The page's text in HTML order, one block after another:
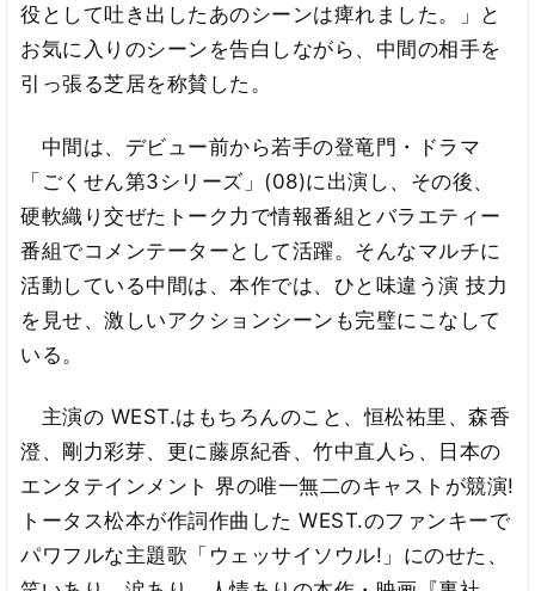
役として吐き出したあのシーンは痺れました。」と
お気に入りのシーンを告白しながら、中間の相手を
引っ張る芝居を称賛した。
中間は、デビュー前から若手の登竜門・ドラマ
「ごくせん第3シリーズ」(08)に出演し、その後、
硬軟織り交ぜたトーク力で情報番組とバラエティー
番組でコメンテーターとして活躍。そんなマルチに
活動している中間は、本作では、ひと味違う演 技力
を見せ、激しいアクションシーンも完璧にこなして
いる。
主演の WEST.はもちろんのこと、恒松祐里、森香
澄、剛力彩芽、更に藤原紀香、竹中直人ら、日本の
エンタテインメント 界の唯一無二のキャストが競演!
トータス松本が作詞作曲した WEST.のファンキーで
パワフルな主題歌「ウェッサイソウル!」にのせた、